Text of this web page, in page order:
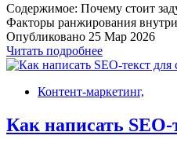
Содержимое: Почему стоит
Факторы ранжирования
Опубликовано 25 Мар 2026
Читать подробнее
Контент-маркетинг,
Как написать